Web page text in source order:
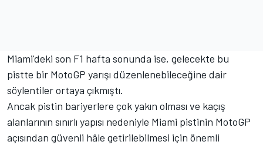
Miami'deki son F1 hafta sonunda ise, gelecekte bu
pistte bir MotoGP yarışı düzenlenebileceğine dair
söylentiler ortaya çıkmıştı.
Ancak pistin bariyerlere çok yakın olması ve kaçış
alanlarının sınırlı yapısı nedeniyle Miami pistinin MotoGP
açısından güvenli hâle getirilebilmesi için önemli